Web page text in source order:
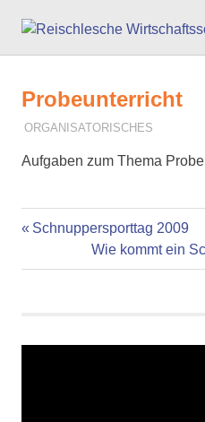
Inhalt
springen
Probeunterricht
6. MÄRZ 2010
P. LEIPOLD
ORGANISATORISCHES
Aufgaben zum Thema
Vorheriger
Schnuppersporttag 2009
Nächster
Beitrag:
Wie kommt ein